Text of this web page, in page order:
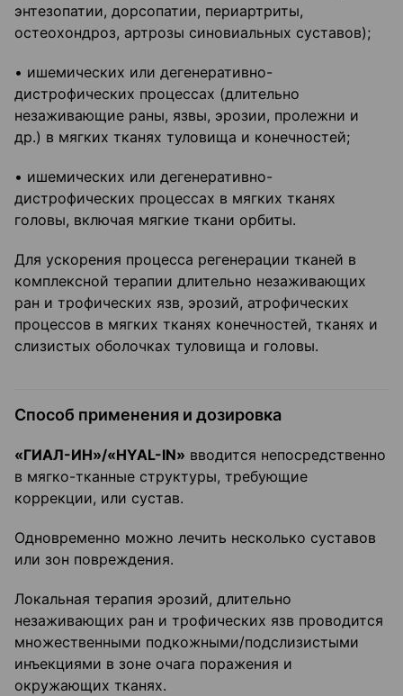
энтезопатии, дорсопатии, периартриты,
остеохондроз, артрозы синовиальных суставов);
• ишемических или дегенеративно-
дистрофических процессах (длительно
незаживающие раны, язвы, эрозии, пролежни и
др.) в мягких тканях туловища и конечностей;
• ишемических или дегенеративно-
дистрофических процессах в мягких тканях
головы, включая мягкие ткани орбиты.
Для ускорения процесса регенерации тканей в
комплексной терапии длительно незаживающих
ран и трофических язв, эрозий, атрофических
процессов в мягких тканях конечностей, тканях и
слизистых оболочках туловища и головы.
Способ применения и дозировка
«ГИАЛ-ИН»/«HYAL-IN» вводится непосредственно
в мягко-тканные структуры, требующие
коррекции, или сустав.
Одновременно можно лечить несколько суставов
или зон повреждения.
Локальная терапия эрозий, длительно
незаживающих ран и трофических язв проводится
множественными подкожными/подслизистыми
инъекциями в зоне очага поражения и
окружающих тканях.